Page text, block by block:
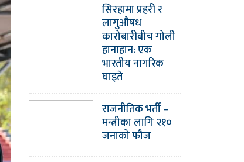
सिरहामा प्रहरी र
लागुऔषध
कारोबारीबीच गोली
हानाहान: एक
भारतीय नागरिक
घाइते
राजनीतिक भर्ती –
मन्त्रीका लागि २१०
जनाको फौज